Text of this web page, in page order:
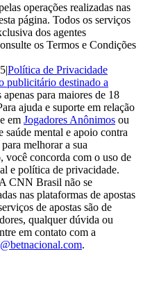
operações realizadas nas
página. Todos os serviços
dos agentes
os Termos e Condições
|Política de Privacidade
publicitário destinado a
para maiores de 18
ajuda e suporte em relação
em Jogadores Anônimos ou
saúde mental e apoio contra
melhorar a sua
você concorda com o uso de
e política de privacidade.
A CNN Brasil não se
nas plataformas de apostas
de apostas são de
qualquer dúvida ou
em contato com a
.